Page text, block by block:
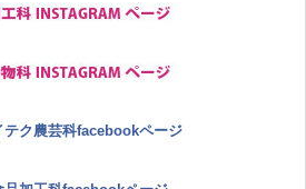
テク農芸科facebookページ